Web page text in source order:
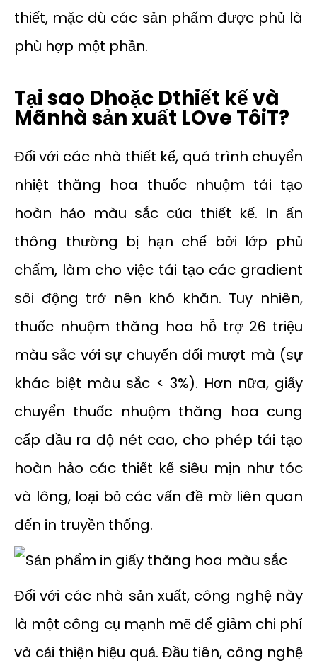
thiết, mặc dù các sản phẩm được phủ là
phù hợp một phần.
Tại sao Dhoặc Dthiết kế và
Mãnhà sản xuất LOve TôiT?
Đối với các nhà thiết kế, quá trình chuyển
nhiệt thăng hoa thuốc nhuộm tái tạo
hoàn hảo màu sắc của thiết kế. In ấn
thông thường bị hạn chế bởi lớp phủ
chấm, làm cho việc tái tạo các gradient
sôi động trở nên khó khăn. Tuy nhiên,
thuốc nhuộm thăng hoa hỗ trợ 26 triệu
màu sắc với sự chuyển đổi mượt mà (sự
khác biệt màu sắc < 3%). Hơn nữa, giấy
chuyển thuốc nhuộm thăng hoa cung
cấp đầu ra độ nét cao, cho phép tái tạo
hoàn hảo các thiết kế siêu mịn như tóc
và lông, loại bỏ các vấn đề mờ liên quan
đến in truyền thống.
Đối với các nhà sản xuất, công nghệ này
là một công cụ mạnh mẽ để giảm chi phí
và cải thiện hiệu quả. Đầu tiên, công nghệ